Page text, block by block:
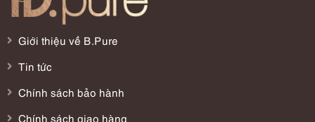
Giới thiệu về B.Pure
Tin tức
Chính sách bảo hành
Chính sách giao hàng